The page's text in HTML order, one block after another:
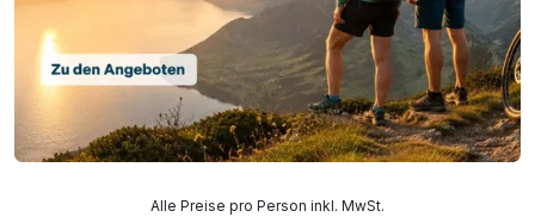
Alle Preise pro Person inkl. MwSt.